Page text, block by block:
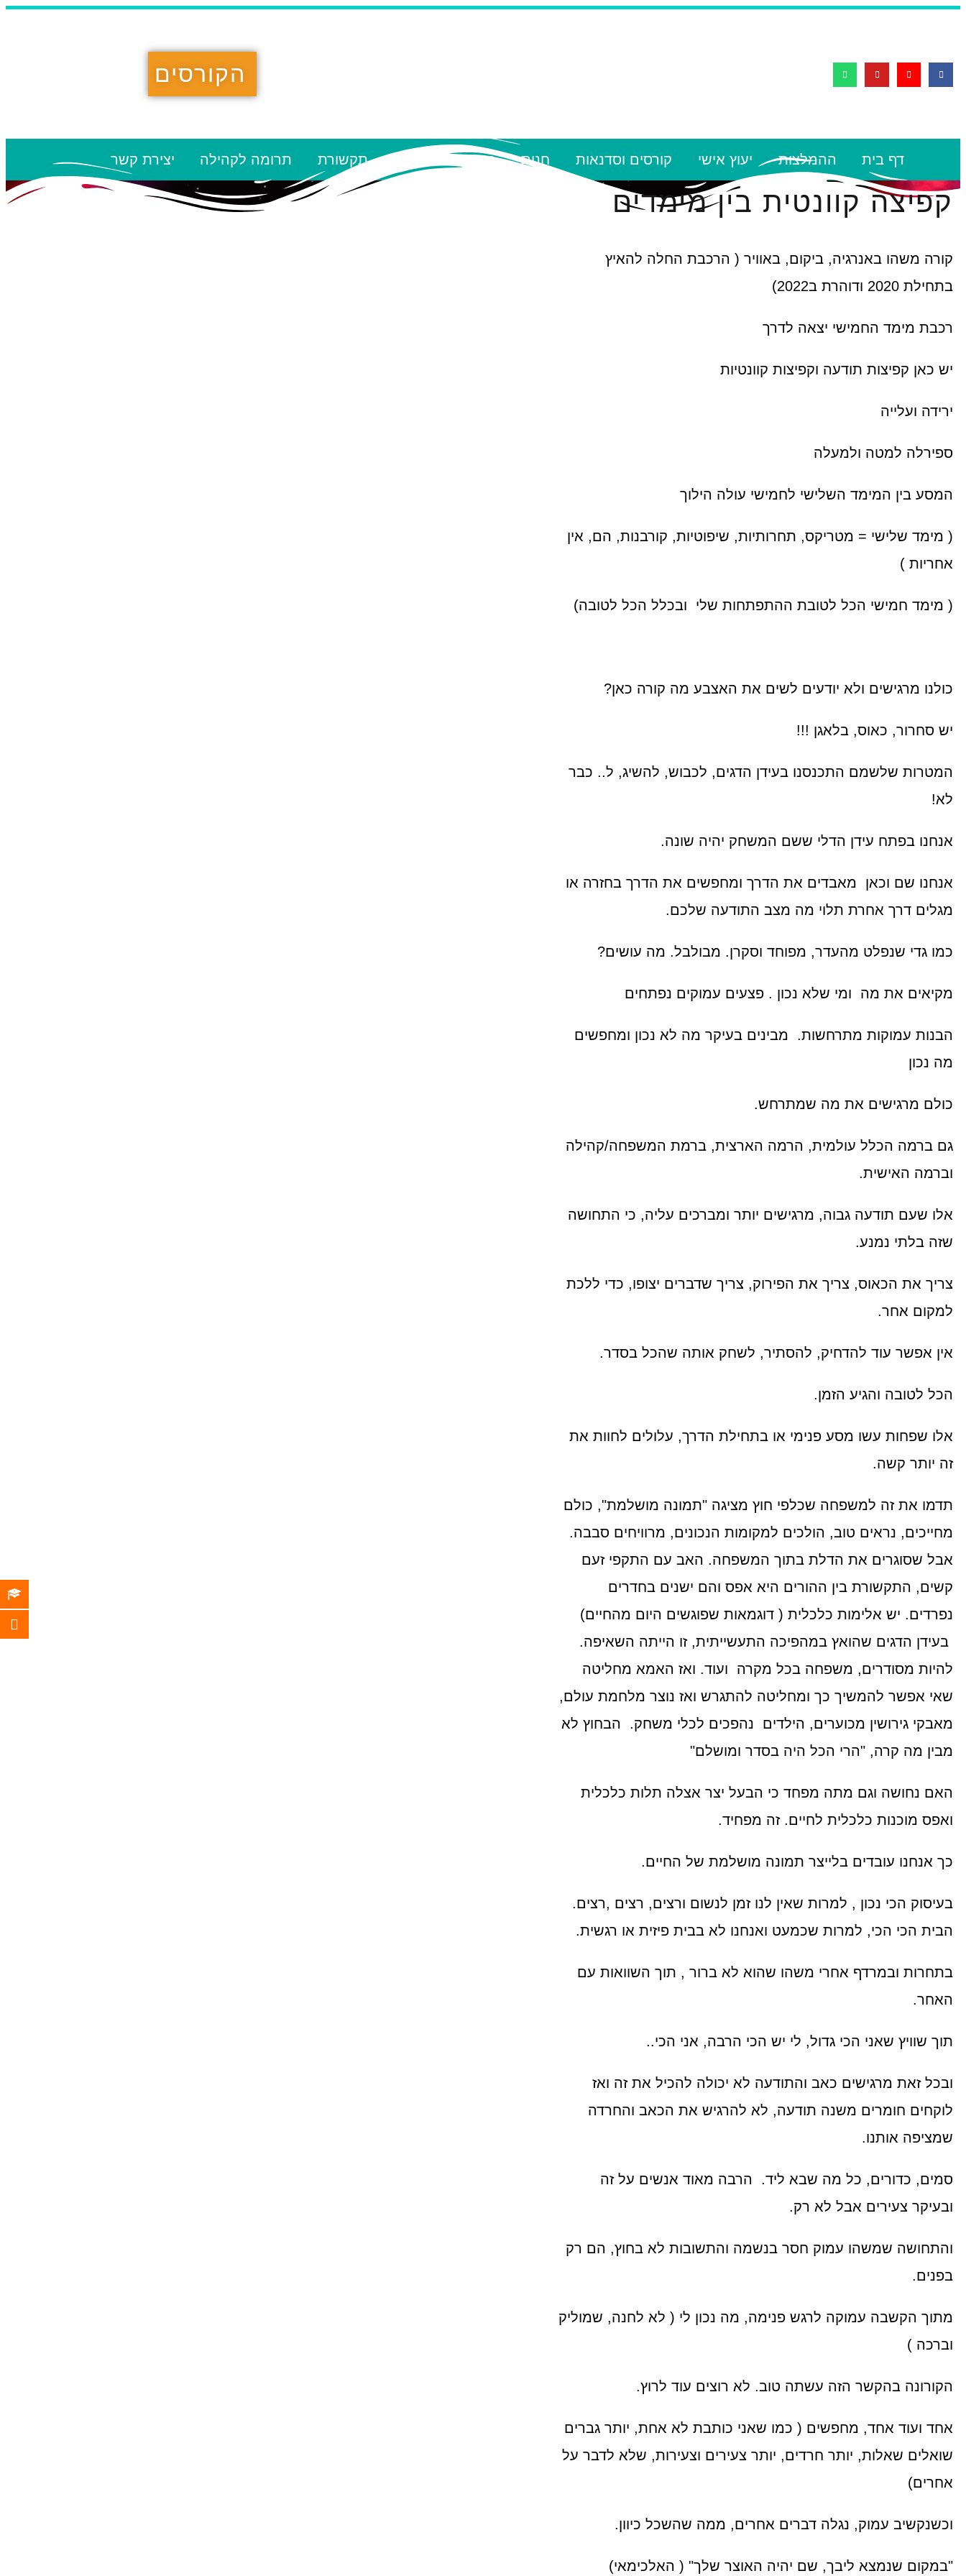
הקורסים
דף בית ההמלצות יעוץ אישי קורסים וסדנאות חנות הספריה הרוחנית תקשורת תרומה לקהילה יצירת קשר
קפיצה קוונטית בין מימדים
קורה משהו באנרגיה, ביקום, באוויר ( הרכבת החלה להאיץ
בתחילת 2020 ודוהרת ב2022)
רכבת מימד החמישי יצאה לדרך
יש כאן קפיצות תודעה וקפיצות קוונטיות
ירידה ועלייה
ספירלה למטה ולמעלה
המסע בין המימד השלישי לחמישי עולה הילוך
( מימד שלישי = מטריקס, תחרותיות, שיפוטיות, קורבנות, הם, אין
אחריות )
( מימד חמישי הכל לטובת ההתפתחות שלי ובכלל הכל לטובה)
כולנו מרגישים ולא יודעים לשים את האצבע מה קורה כאן?
יש סחרור, כאוס, בלאגן !!!
המטרות שלשמם התכנסנו בעידן הדגים, לכבוש, להשיג, ל.. כבר
לא!
אנחנו בפתח עידן הדלי ששם המשחק יהיה שונה.
אנחנו שם וכאן מאבדים את הדרך ומחפשים את הדרך בחזרה או
מגלים דרך אחרת תלוי מה מצב התודעה שלכם.
כמו גדי שנפלט מהעדר, מפוחד וסקרן. מבולבל. מה עושים?
מקיאים את מה ומי שלא נכון . פצעים עמוקים נפתחים
הבנות עמוקות מתרחשות. מבינים בעיקר מה לא נכון ומחפשים
מה נכון
כולם מרגישים את מה שמתרחש.
גם ברמה הכלל עולמית, הרמה הארצית, ברמת המשפחה/קהילה
וברמה האישית.
אלו שעם תודעה גבוה, מרגישים יותר ומברכים עליה, כי התחושה
שזה בלתי נמנע.
צריך את הכאוס, צריך את הפירוק, צריך שדברים יצופו, כדי ללכת
למקום אחר.
אין אפשר עוד להדחיק, להסתיר, לשחק אותה שהכל בסדר.
הכל לטובה והגיע הזמן.
אלו שפחות עשו מסע פנימי או בתחילת הדרך, עלולים לחוות את
זה יותר קשה.
תדמו את זה למשפחה שכלפי חוץ מציגה "תמונה מושלמת", כולם
מחייכים, נראים טוב, הולכים למקומות הנכונים, מרוויחים סבבה.
אבל שסוגרים את הדלת בתוך המשפחה. האב עם התקפי זעם
קשים, התקשורת בין ההורים היא אפס והם ישנים בחדרים
נפרדים. יש אלימות כלכלית ( דוגמאות שפוגשים היום מהחיים)
בעידן הדגים שהואץ במהפיכה התעשייתית, זו הייתה השאיפה.
להיות מסודרים, משפחה בכל מקרה ועוד. ואז האמא מחליטה
שאי אפשר להמשיך כך ומחליטה להתגרש ואז נוצר מלחמת עולם,
מאבקי גירושין מכוערים, הילדים נהפכים לכלי משחק. הבחוץ לא
מבין מה קרה, "הרי הכל היה בסדר ומושלם"
האם נחושה וגם מתה מפחד כי הבעל יצר אצלה תלות כלכלית
ואפס מוכנות כלכלית לחיים. זה מפחיד.
כך אנחנו עובדים בלייצר תמונה מושלמת של החיים.
בעיסוק הכי נכון , למרות שאין לנו זמן לנשום ורצים, רצים ,רצים.
הבית הכי הכי, למרות שכמעט ואנחנו לא בבית פיזית או רגשית.
בתחרות ובמרדף אחרי משהו שהוא לא ברור , תוך השוואות עם
האחר.
תוך שוויץ שאני הכי גדול, לי יש הכי הרבה, אני הכי..
ובכל זאת מרגישים כאב והתודעה לא יכולה להכיל את זה ואז
לוקחים חומרים משנה תודעה, לא להרגיש את הכאב והחרדה
שמציפה אותנו.
סמים, כדורים, כל מה שבא ליד. הרבה מאוד אנשים על זה
ובעיקר צעירים אבל לא רק.
והתחושה שמשהו עמוק חסר בנשמה והתשובות לא בחוץ, הם רק
בפנים.
מתוך הקשבה עמוקה לרגש פנימה, מה נכון לי ( לא לחנה, שמוליק
וברכה )
הקורונה בהקשר הזה עשתה טוב. לא רוצים עוד לרוץ.
אחד ועוד אחד, מחפשים ( כמו שאני כותבת לא אחת, יותר גברים
שואלים שאלות, יותר חרדים, יותר צעירים וצעירות, שלא לדבר על
אחרים)
וכשנקשיב עמוק, נגלה דברים אחרים, ממה שהשכל כיוון.
"במקום שנמצא ליבך, שם יהיה האוצר שלך" ( האלכימאי)